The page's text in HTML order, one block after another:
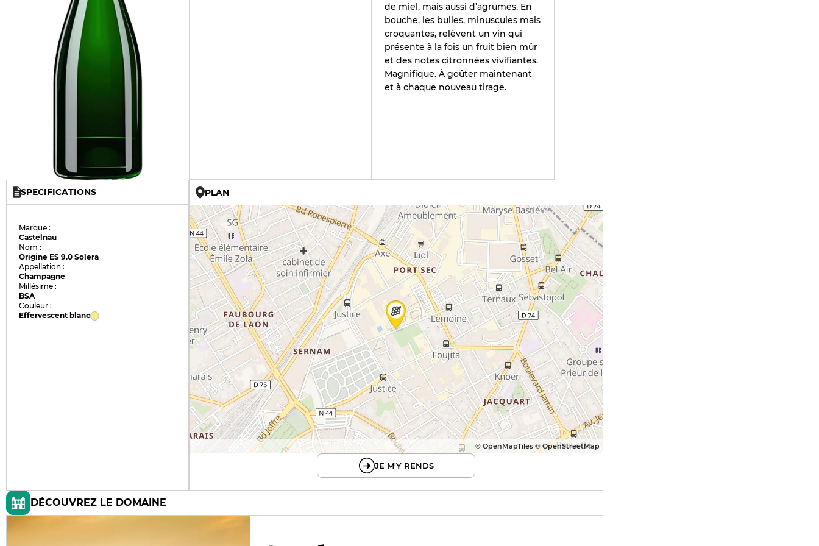
de miel, mais aussi d’agrumes. En
bouche, les bulles, minuscules mais
croquantes, relèvent un vin qui
présente à la fois un fruit bien mûr
et des notes citronnées vivifiantes.
Magnifique. À goûter maintenant
et à chaque nouveau tirage.
SPECIFICATIONS
Marque :
Castelnau
Nom :
Origine ES 9.0 Solera
Appellation :
Champagne
Millésime :
BSA
Couleur :
Effervescent blanc
PLAN
© OpenMapTiles © OpenStreetMap
JE M'Y RENDS
DÉCOUVREZ LE DOMAINE